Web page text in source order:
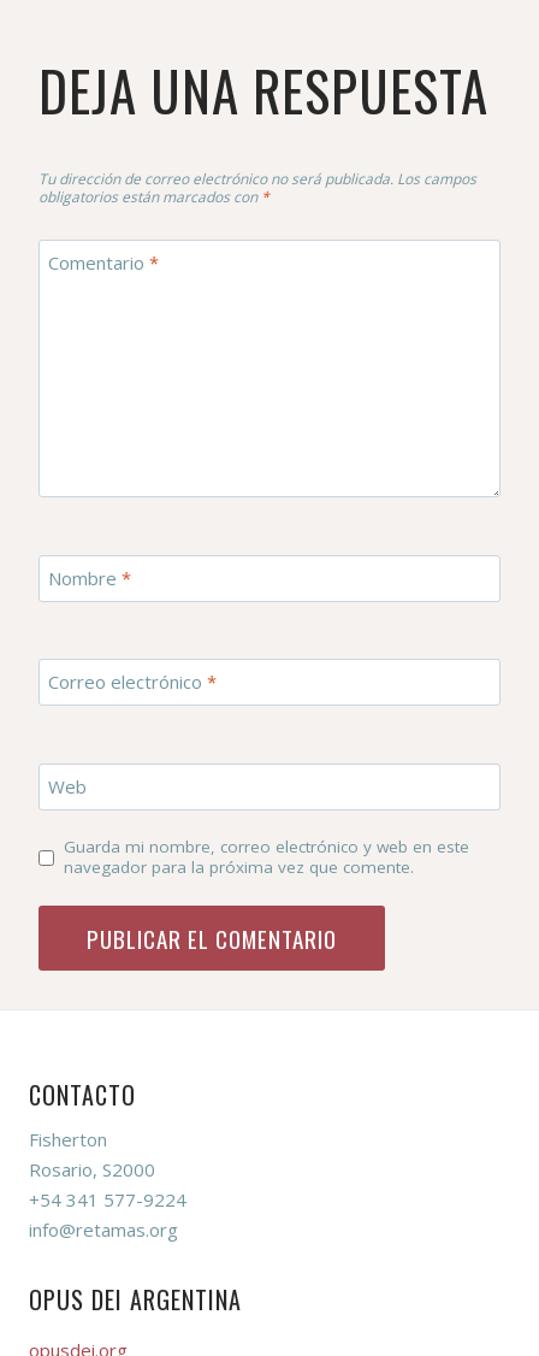
DEJA UNA RESPUESTA
Tu dirección de correo electrónico no será publicada. Los campos
obligatorios están marcados con *
Comentario *
Nombre *
Correo electrónico *
Web
Guarda mi nombre, correo electrónico y web en este
navegador para la próxima vez que comente.
CONTACTO
Fisherton
Rosario, S2000
+54 341 577-9224
info@retamas.org
OPUS DEI ARGENTINA
opusdei.org